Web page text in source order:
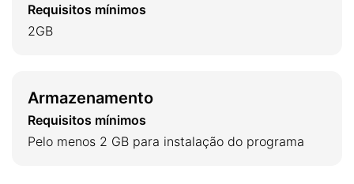
Requisitos mínimos
2GB
Armazenamento
Requisitos mínimos
Pelo menos 2 GB para instalação do programa